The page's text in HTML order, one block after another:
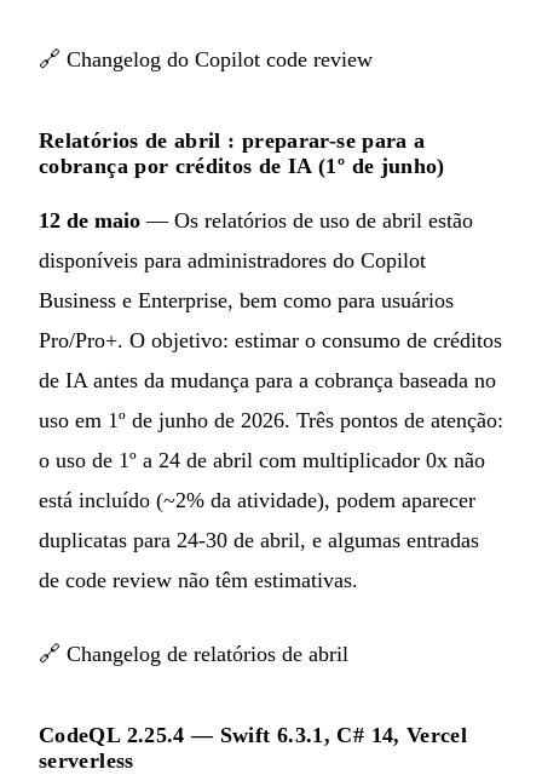
🔗 Changelog do Copilot code review
Relatórios de abril : preparar-se para a
cobrança por créditos de IA (1º de junho)
12 de maio — Os relatórios de uso de abril estão
disponíveis para administradores do Copilot
Business e Enterprise, bem como para usuários
Pro/Pro+. O objetivo: estimar o consumo de créditos
de IA antes da mudança para a cobrança baseada no
uso em 1º de junho de 2026. Três pontos de atenção:
o uso de 1º a 24 de abril com multiplicador 0x não
está incluído (~2% da atividade), podem aparecer
duplicatas para 24-30 de abril, e algumas entradas
de code review não têm estimativas.
🔗 Changelog de relatórios de abril
CodeQL 2.25.4 — Swift 6.3.1, C# 14, Vercel
serverless